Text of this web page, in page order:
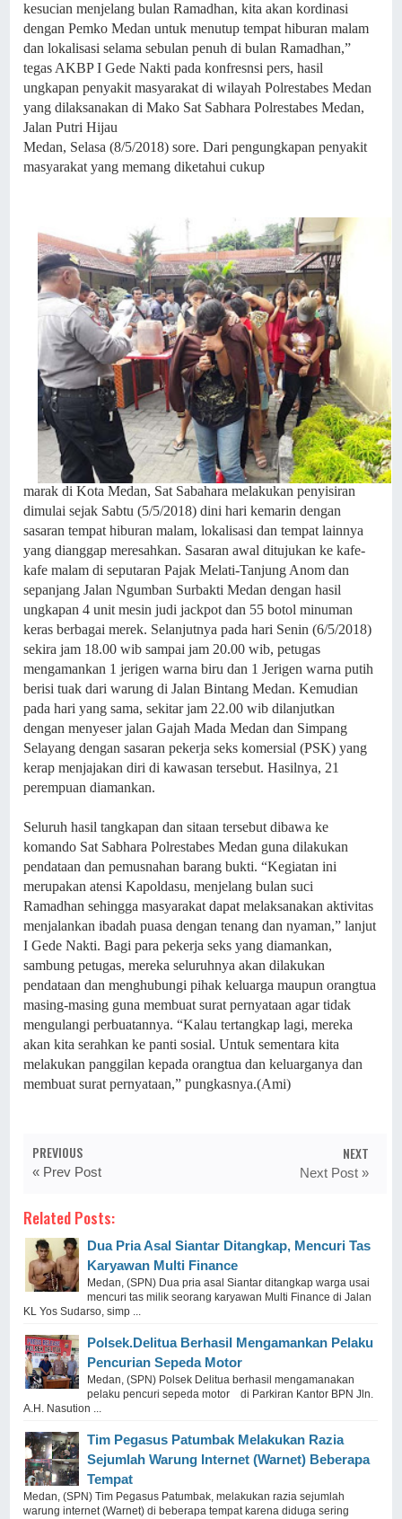
kesucian menjelang bulan Ramadhan, kita akan kordinasi
dengan Pemko Medan untuk menutup tempat hiburan malam
dan lokalisasi selama sebulan penuh di bulan Ramadhan,”
tegas AKBP I Gede Nakti pada konfresnsi pers, hasil
ungkapan penyakit masyarakat di wilayah Polrestabes Medan
yang dilaksanakan di Mako Sat Sabhara Polrestabes Medan,
Jalan Putri Hijau
Medan, Selasa (8/5/2018) sore. Dari pengungkapan penyakit
masyarakat yang memang diketahui cukup
marak di Kota Medan, Sat Sabahara melakukan penyisiran
dimulai sejak Sabtu (5/5/2018) dini hari kemarin dengan
sasaran tempat hiburan malam, lokalisasi dan tempat lainnya
yang dianggap meresahkan. Sasaran awal ditujukan ke kafe-
kafe malam di seputaran Pajak Melati-Tanjung Anom dan
sepanjang Jalan Ngumban Surbakti Medan dengan hasil
ungkapan 4 unit mesin judi jackpot dan 55 botol minuman
keras berbagai merek. Selanjutnya pada hari Senin (6/5/2018)
sekira jam 18.00 wib sampai jam 20.00 wib, petugas
mengamankan 1 jerigen warna biru dan 1 Jerigen warna putih
berisi tuak dari warung di Jalan Bintang Medan. Kemudian
pada hari yang sama, sekitar jam 22.00 wib dilanjutkan
dengan menyeser jalan Gajah Mada Medan dan Simpang
Selayang dengan sasaran pekerja seks komersial (PSK) yang
kerap menjajakan diri di kawasan tersebut. Hasilnya, 21
perempuan diamankan.
Seluruh hasil tangkapan dan sitaan tersebut dibawa ke
komando Sat Sabhara Polrestabes Medan guna dilakukan
pendataan dan pemusnahan barang bukti. “Kegiatan ini
merupakan atensi Kapoldasu, menjelang bulan suci
Ramadhan sehingga masyarakat dapat melaksanakan aktivitas
menjalankan ibadah puasa dengan tenang dan nyaman,” lanjut
I Gede Nakti. Bagi para pekerja seks yang diamankan,
sambung petugas, mereka seluruhnya akan dilakukan
pendataan dan menghubungi pihak keluarga maupun orangtua
masing-masing guna membuat surat pernyataan agar tidak
mengulangi perbuatannya. “Kalau tertangkap lagi, mereka
akan kita serahkan ke panti sosial. Untuk sementara kita
melakukan panggilan kepada orangtua dan keluarganya dan
membuat surat pernyataan,” pungkasnya.(Ami)
PREVIOUS
« Prev Post
NEXT
Next Post »
Related Posts:
Dua Pria Asal Siantar Ditangkap, Mencuri Tas
Karyawan Multi Finance
Medan, (SPN) Dua pria asal Siantar ditangkap warga usai
mencuri tas milik seorang karyawan Multi Finance di Jalan
KL Yos Sudarso, simp ...
Polsek.Delitua Berhasil Mengamankan Pelaku
Pencurian Sepeda Motor
Medan, (SPN) Polsek Delitua berhasil mengamanakan
pelaku pencuri sepeda motor di Parkiran Kantor BPN Jln.
A.H. Nasution ...
Tim Pegasus Patumbak Melakukan Razia
Sejumlah Warung Internet (Warnet) Beberapa
Tempat
Medan, (SPN) Tim Pegasus Patumbak, melakukan razia sejumlah
warung internet (Warnet) di beberapa tempat karena diduga sering